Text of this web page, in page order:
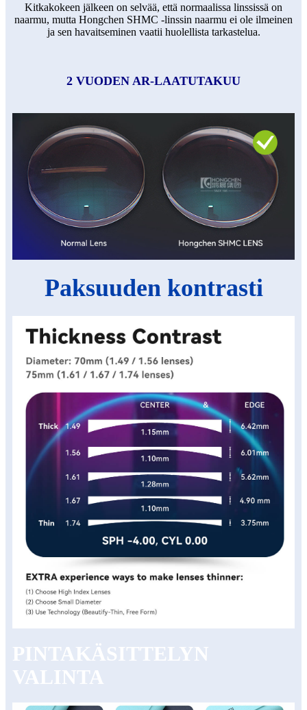
Kitkakokeen jälkeen on selvää, että normaalissa linssissä on
naarmu, mutta Hongchen SHMC -linssin naarmu ei ole ilmeinen
ja sen havaitseminen vaatii huolellista tarkastelua.
2 VUODEN AR-LAATUTAKUU
Paksuuden kontrasti
PINTAKÄSITTELYN
VALINTA